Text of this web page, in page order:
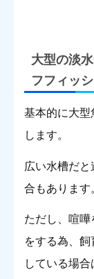
大型の淡
フフィッ
基本的に大型
します。
広い水槽だ
合もあります
ただし、喧
をする為、
している場